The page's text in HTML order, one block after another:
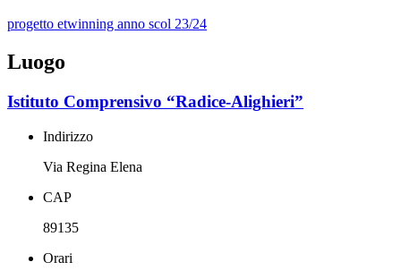
progetto etwinning anno scol 23/24
Luogo
Istituto Comprensivo “Radice-Alighieri”
Indirizzo
Via Regina Elena
CAP
89135
Orari